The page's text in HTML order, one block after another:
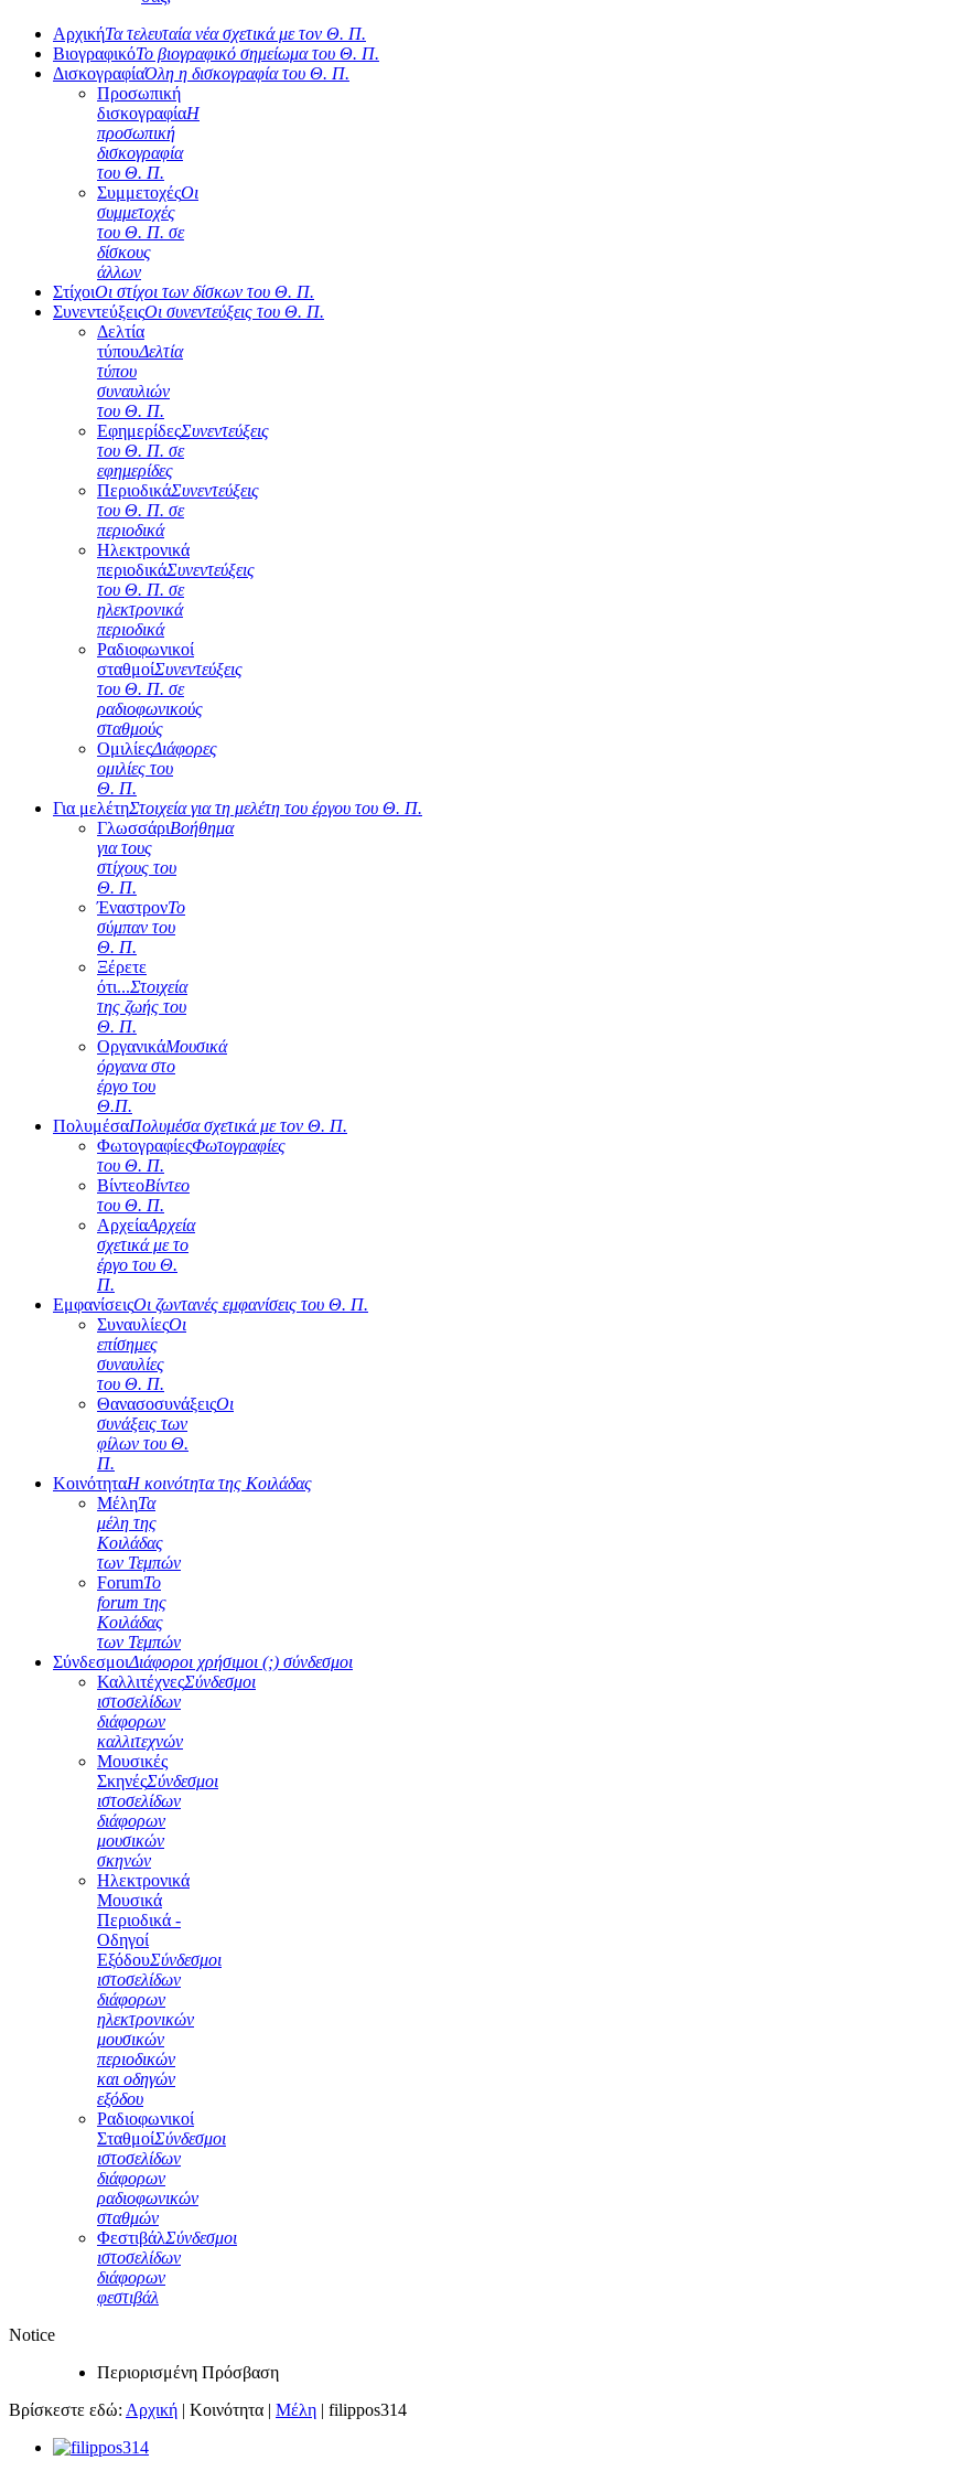
ΑρχικήΤα τελευταία νέα σχετικά με τον Θ. Π.
ΒιογραφικόΤο βιογραφικό σημείωμα του Θ. Π.
ΔισκογραφίαΌλη η δισκογραφία του Θ. Π.
Προσωπική
δισκογραφίαΗ
προσωπική
δισκογραφία
του Θ. Π.
ΣυμμετοχέςΟι
συμμετοχές
του Θ. Π. σε
δίσκους
άλλων
ΣτίχοιΟι στίχοι των δίσκων του Θ. Π.
ΣυνεντεύξειςΟι συνεντεύξεις του Θ. Π.
Δελτία
τύπουΔελτία
τύπου
συναυλιών
του Θ. Π.
ΕφημερίδεςΣυνεντεύξεις
του Θ. Π. σε
εφημερίδες
ΠεριοδικάΣυνεντεύξεις
του Θ. Π. σε
περιοδικά
Ηλεκτρονικά
περιοδικάΣυνεντεύξεις
του Θ. Π. σε
ηλεκτρονικά
περιοδικά
Ραδιοφωνικοί
σταθμοίΣυνεντεύξεις
του Θ. Π. σε
ραδιοφωνικούς
σταθμούς
ΟμιλίεςΔιάφορες
ομιλίες του
Θ. Π.
Για μελέτηΣτοιχεία για τη μελέτη του έργου του Θ. Π.
ΓλωσσάριΒοήθημα
για τους
στίχους του
Θ. Π.
ΈναστρονΤο
σύμπαν του
Θ. Π.
Ξέρετε
ότι...Στοιχεία
της ζωής του
Θ. Π.
ΟργανικάΜουσικά
όργανα στο
έργο του
Θ.Π.
ΠολυμέσαΠολυμέσα σχετικά με τον Θ. Π.
ΦωτογραφίεςΦωτογραφίες
του Θ. Π.
ΒίντεοΒίντεο
του Θ. Π.
ΑρχείαΑρχεία
σχετικά με το
έργο του Θ.
Π.
ΕμφανίσειςΟι ζωντανές εμφανίσεις του Θ. Π.
ΣυναυλίεςΟι
επίσημες
συναυλίες
του Θ. Π.
ΘανασοσυνάξειςΟι
συνάξεις των
φίλων του Θ.
Π.
ΚοινότηταΗ κοινότητα της Κοιλάδας
ΜέληΤα
μέλη της
Κοιλάδας
των Τεμπών
ForumΤο
forum της
Κοιλάδας
των Τεμπών
ΣύνδεσμοιΔιάφοροι χρήσιμοι (;) σύνδεσμοι
ΚαλλιτέχνεςΣύνδεσμοι
ιστοσελίδων
διάφορων
καλλιτεχνών
Μουσικές
ΣκηνέςΣύνδεσμοι
ιστοσελίδων
διάφορων
μουσικών
σκηνών
Ηλεκτρονικά
Μουσικά
Περιοδικά -
Οδηγοί
ΕξόδουΣύνδεσμοι
ιστοσελίδων
διάφορων
ηλεκτρονικών
μουσικών
περιοδικών
και οδηγών
εξόδου
Ραδιοφωνικοί
ΣταθμοίΣύνδεσμοι
ιστοσελίδων
διάφορων
ραδιοφωνικών
σταθμών
ΦεστιβάλΣύνδεσμοι
ιστοσελίδων
διάφορων
φεστιβάλ
Notice
Περιορισμένη Πρόσβαση
Βρίσκεστε εδώ: Αρχική | Κοινότητα | Μέλη | filippos314